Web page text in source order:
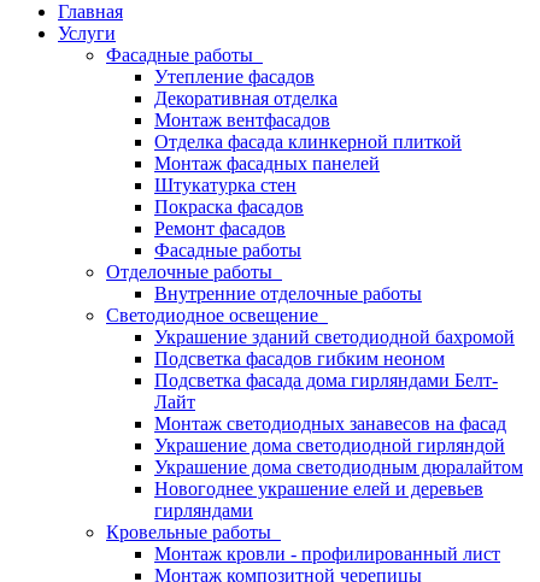
Главная
Услуги
Фасадные работы
Утепление фасадов
Декоративная отделка
Монтаж вентфасадов
Отделка фасада клинкерной плиткой
Монтаж фасадных панелей
Штукатурка стен
Покраска фасадов
Ремонт фасадов
Фасадные работы
Отделочные работы
Внутренние отделочные работы
Светодиодное освещение
Украшение зданий светодиодной бахромой
Подсветка фасадов гибким неоном
Подсветка фасада дома гирляндами Белт-
Лайт
Монтаж светодиодных занавесов на фасад
Украшение дома светодиодной гирляндой
Украшение дома светодиодным дюралайтом
Новогоднее украшение елей и деревьев
гирляндами
Кровельные работы
Монтаж кровли - профилированный лист
Монтаж композитной черепицы